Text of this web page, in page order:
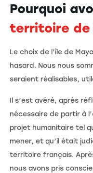
Pourquoi
territoire de
Le choix de l’île de
hasard. Nous nous
seraient réalisables,
Il s’est avéré, après
nécessaire de partir à
projet humanitaire tel
mener, et qu’il était
territoire français.
nous avons pris